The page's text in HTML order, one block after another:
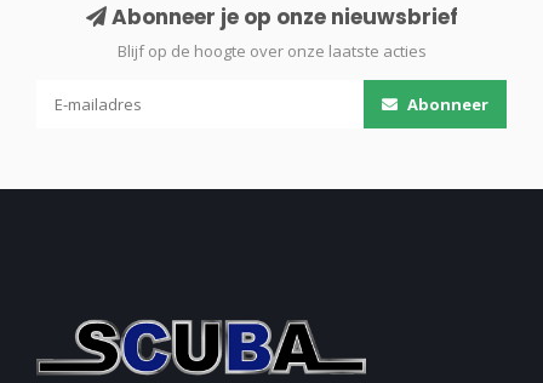
Abonneer je op onze nieuwsbrief
Blijf op de hoogte over onze laatste acties
Abonneer